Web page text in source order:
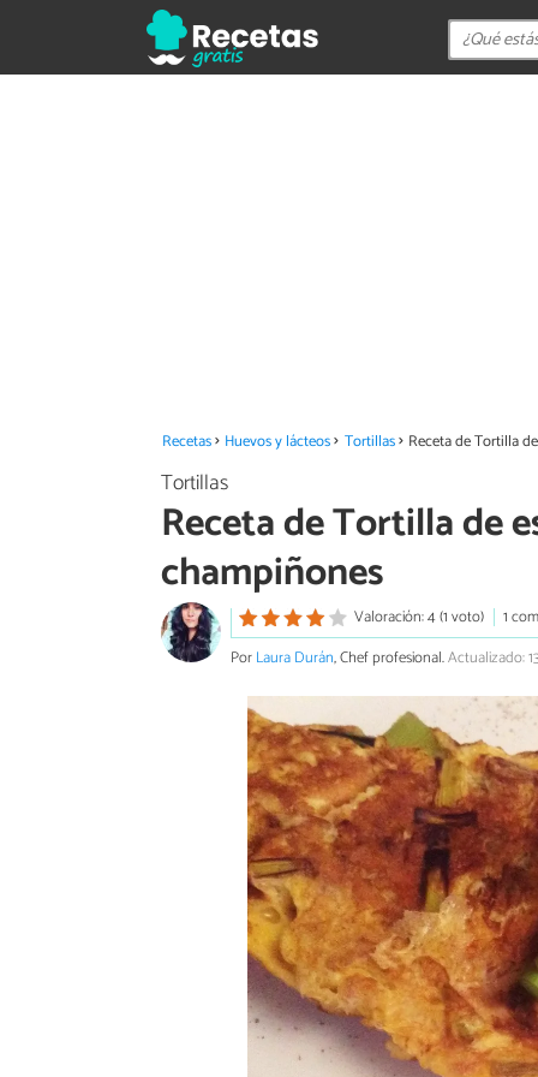
Recetas Huevos y lácteos Tortillas Receta de Tortilla
Tortillas
Receta de Tortilla de
champiñones
Valoración: 4 (1 voto)
1
PorLaura Durán, Chef profesional.Actualizado: